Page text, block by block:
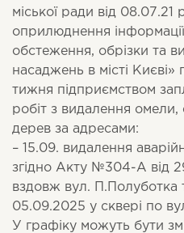
міської ради від
оприлюднення
обстеження, обрізки та
насаджень в місті
тижня підприємством
робіт з видалення омели,
дерев за адресами:
– 15.09. видалення
згідно Акту №304-А від
вздовж вул.
05.09.2025 у сквері по
У графіку можуть бути